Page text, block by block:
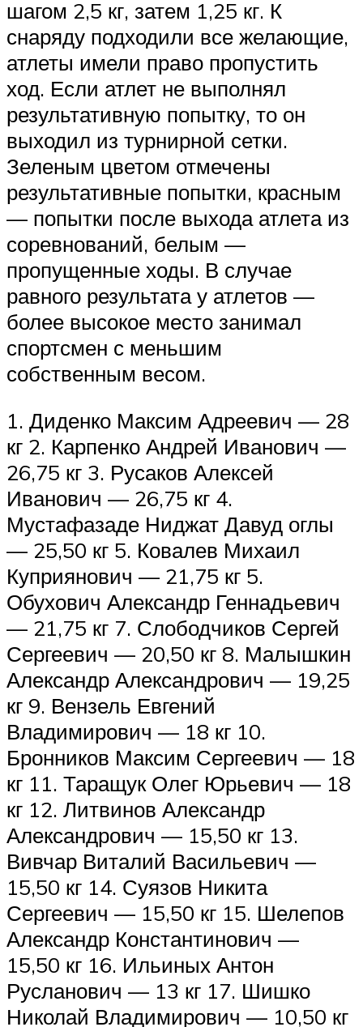
шагом 2,5 кг, затем 1,25 кг. К
снаряду подходили все желающие,
атлеты имели право пропустить
ход. Если атлет не выполнял
результативную попытку, то он
выходил из турнирной сетки.
Зеленым цветом отмечены
результативные попытки, красным
— попытки после выхода атлета из
соревнований, белым —
пропущенные ходы. В случае
равного результата у атлетов —
более высокое место занимал
спортсмен с меньшим
собственным весом.
1. Диденко Максим Адреевич — 28
кг 2. Карпенко Андрей Иванович —
26,75 кг 3. Русаков Алексей
Иванович — 26,75 кг 4.
Мустафазаде Ниджат Давуд оглы
— 25,50 кг 5. Ковалев Михаил
Куприянович — 21,75 кг 5.
Обухович Александр Геннадьевич
— 21,75 кг 7. Слободчиков Сергей
Сергеевич — 20,50 кг 8. Малышкин
Александр Александрович — 19,25
кг 9. Вензель Евгений
Владимирович — 18 кг 10.
Бронников Максим Сергеевич — 18
кг 11. Таращук Олег Юрьевич — 18
кг 12. Литвинов Александр
Александрович — 15,50 кг 13.
Вивчар Виталий Васильевич —
15,50 кг 14. Суязов Никита
Сергеевич — 15,50 кг 15. Шелепов
Александр Константинович —
15,50 кг 16. Ильиных Антон
Русланович — 13 кг 17. Шишко
Николай Владимирович — 10,50 кг